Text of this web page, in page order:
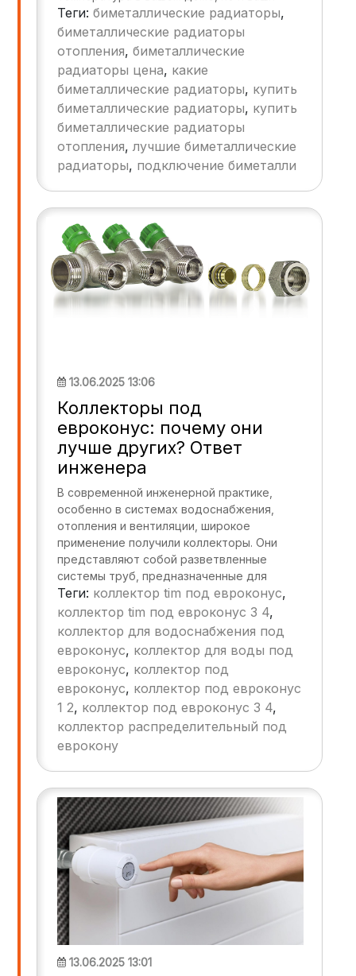
ежемесячные счета за коммунальные
услуги. На рынке представлено
множество вариантов, от чугунных
"старичков" до современных
алюминиевых и стальных моделей. Однако
среди всего этого многообразия особое
место занимаютбиметаллические
радиаторы. В этой статье мы разберем,
почемубиметаллические радиаторы
отопления– отличный выбор, особенно
стремится к качеству и долговечности.
Мы рассмотрим их ключевые
преимущества, сравним с другими типами
радиаторов и дадим рекомендации по
выбору.
Теги:биметаллические радиаторы,
биметаллические радиаторы
отопления,биметаллические
радиаторы цена, какие
биметаллические радиаторы, купить
биметаллические радиаторы, купить
биметаллические радиаторы
отопления,лучшие биметаллические
радиаторы, подключение биметалли
13.06.2025 13:06
Коллекторы под
евроконус: почему они
лучше других? Ответ
инженера
В современной инженерной практике,
особенно в системах водоснабжения,
отопления и вентиляции, широкое
применение получили коллекторы. Они
представляют собой разветвленные
системы труб, предназначенные для
распределения потоков рабочей среды
(воды, пара, газа) между отдельными
потребителями. Среди различных типов
коллекторов особое место занимают
коллекторы под евроконус,
отличающиеся рядом преимуществ перед
аналогами. Эта статья посвящена анализу
конструктивных особенностей,
преимуществ и перспектив развития
коллекторов под евроконус.
Теги: коллектор tim под евроконус,
коллектор tim под евроконус 3 4,
коллектор для водоснабжения под
евроконус, коллектор для воды под
евроконус, коллектор под
евроконус, коллектор под евроконус
1 2, коллектор под евроконус 3 4,
коллектор распределительный под
еврокону
13.06.2025 13:01